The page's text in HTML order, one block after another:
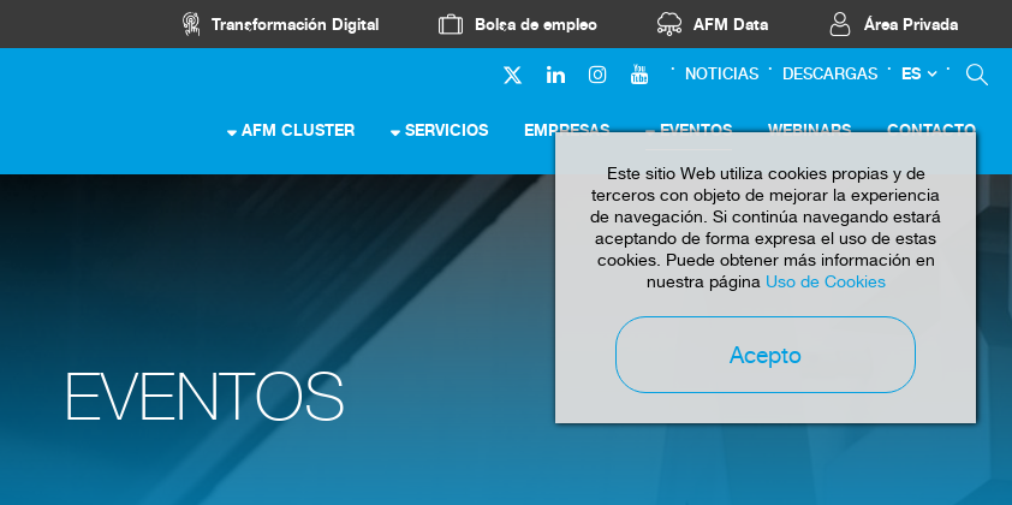
Transformación Digital Bolsa de empleo AFM Data Área Privada
NOTICIAS DESCARGAS ES
AFM CLUSTER SERVICIOS EMPRESAS EVENTOS WEBINARS CONTACTO
Este sitio Web utiliza cookies propias y de
terceros con objeto de mejorar la experiencia
de navegación. Si continúa navegando estará
aceptando de forma expresa el uso de estas
cookies. Puede obtener más información en
nuestra página Uso de Cookies
Acepto
EVENTOS